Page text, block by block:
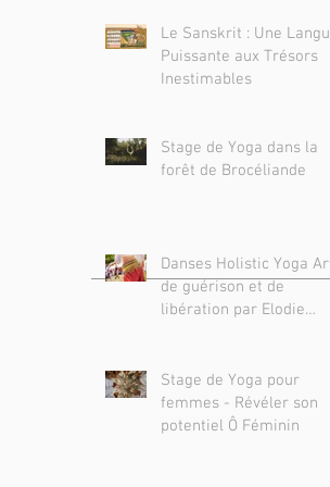
Le Sanskrit : Une Langue
Puissante aux Trésors
Inestimables
Stage de Yoga dans la
forêt de Brocéliande
Danses Holistic Yoga Art
de guérison et de
libération par Elodie
Stage de Yoga pour
femmes - Révéler son
potentiel Ô Féminin